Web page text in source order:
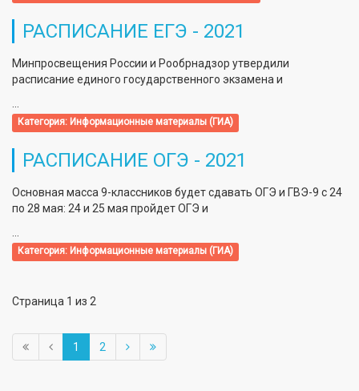
РАСПИСАНИЕ ЕГЭ - 2021
Минпросвещения России и Рообрнадзор утвердили
расписание единого государственного экзамена и
Категория: Информационные материалы (ГИА)
РАСПИСАНИЕ ОГЭ - 2021
Основная масса 9-классников будет сдавать ОГЭ и ГВЭ-9 с 24
по 28 мая: 24 и 25 мая пройдет ОГЭ и
Категория: Информационные материалы (ГИА)
Страница 1 из 2
1 2